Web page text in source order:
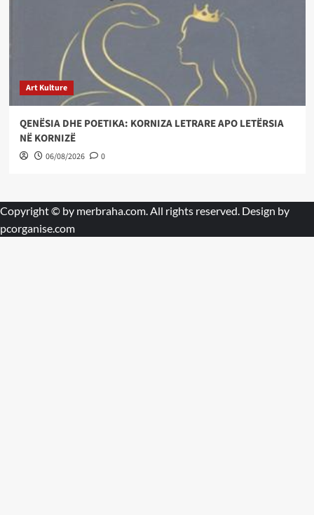
Art Kulture
QENËSIA DHE POETIKA: KORNIZA LETRARE APO LETËRSIA
NË KORNIZË
06/08/2026 0
Copyright © by merbraha.com. All rights reserved. Design by
pcorganise.com